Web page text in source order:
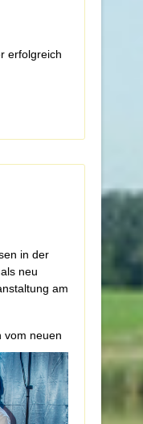
erfolgreich
in der
neu
am
vom neuen